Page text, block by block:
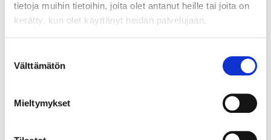
tietoja muihin tietoihin, joita olet antanut heille tai joita on
kerätty, kun olet käyttänyt heidän palvelujaan.
valinta
Välttämätön
Mieltymykset
Andra kunder köpte också